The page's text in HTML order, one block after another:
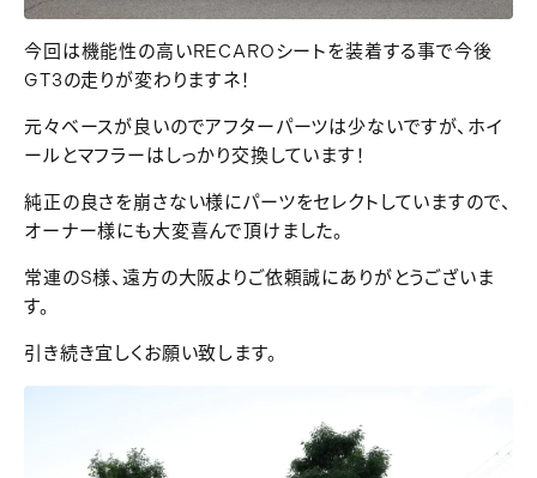
今回は機能性の高いRECAROシートを装着する事で今後
GT3の走りが変わりますネ！
元々ベースが良いのでアフターパーツは少ないですが、ホイ
ールとマフラーはしっかり交換しています！
純正の良さを崩さない様にパーツをセレクトしていますので、
オーナー様にも大変喜んで頂けました。
常連のS様、遠方の大阪よりご依頼誠にありがとうございま
す。
引き続き宜しくお願い致します。